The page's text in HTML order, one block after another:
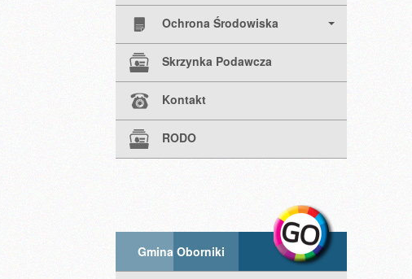
Ochrona Środowiska
Skrzynka Podawcza
Kontakt
RODO
Gmina Oborniki